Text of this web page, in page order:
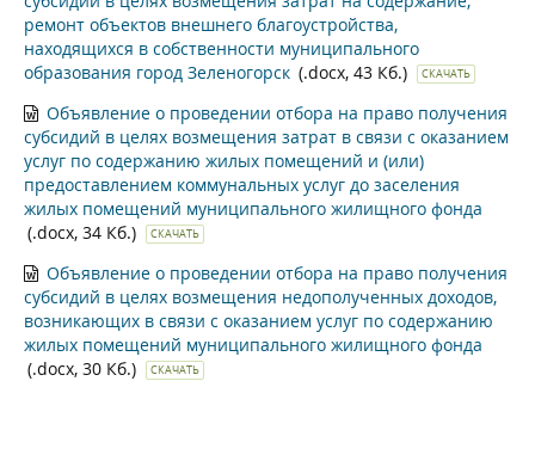
ремонт объектов внешнего благоустройства,
находящихся в собственности муниципального
образования город Зеленогорск (.docx, 43 Кб.) СКАЧАТЬ
Объявление о проведении отбора на право получения
субсидий в целях возмещения затрат в связи с оказанием
услуг по содержанию жилых помещений и (или)
предоставлением коммунальных услуг до заселения
жилых помещений муниципального жилищного фонда
(.docx, 34 Кб.)
СКАЧАТЬ
Объявление о проведении отбора на право получения
субсидий в целях возмещения недополученных доходов,
возникающих в связи с оказанием услуг по содержанию
жилых помещений муниципального жилищного фонда
(.docx, 30 Кб.)
СКАЧАТЬ